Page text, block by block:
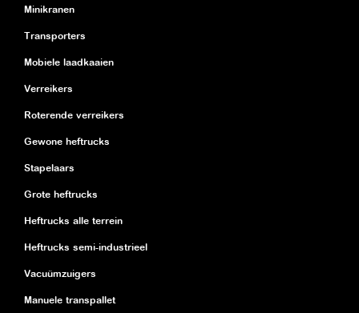
Minikranen
Transporters
Mobiele laadkaaien
Verreikers
Roterende verreikers
Gewone heftrucks
Stapelaars
Grote heftrucks
Heftrucks alle terrein
Heftrucks semi-industrieel
Vacuümzuigers
Manuele transpallet